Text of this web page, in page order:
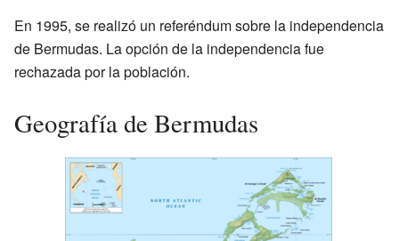
En 1995, se realizó un referéndum sobre la independencia
de Bermudas. La opción de la independencia fue
rechazada por la población.
Geografía de Bermudas